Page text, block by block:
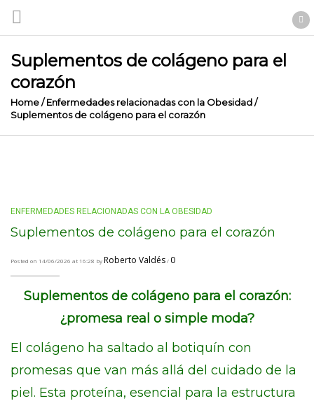
Suplementos de colágeno para el
corazón
Home/ Enfermedades relacionadas con la Obesidad/
Suplementos de colágeno para el corazón
ENFERMEDADES RELACIONADAS CON LA OBESIDAD
Suplementos de colágeno para el corazón
Posted on 14/06/2026 at 16:28 byRoberto Valdés/ 0
Suplementos de colágeno para el corazón:
¿promesa real o simple moda?
El colágeno ha saltado al botiquín con
promesas que van más allá del cuidado de la
piel. Esta proteína, esencial para la estructura